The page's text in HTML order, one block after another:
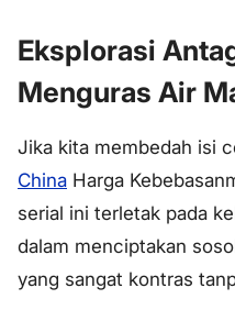
Eksplorasi
Menguras Air
Jika kita membedah isi
China Harga
serial ini terletak pada
dalam menciptakan
yang sangat kontras